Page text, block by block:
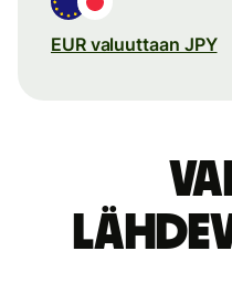
EUR valuuttaan JPY